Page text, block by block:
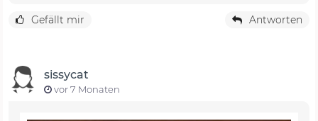
Gefällt mir Antworten
sissycat
vor 7 Monaten